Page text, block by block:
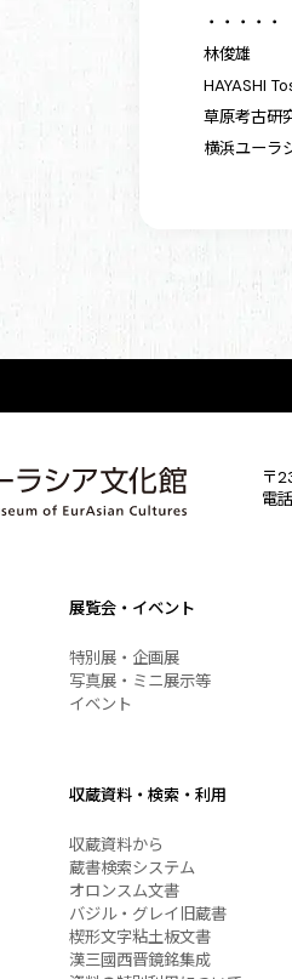
・・・・・
林俊雄
HAYASHI
草原考古研
横浜ユーラ
〒
電
展覧会・イベント
特別展・企画展
写真展・ミニ展示等
イベント
収蔵資料・検索・利用
収蔵資料から
蔵書検索システム
オロンスム文書
バジル・グレイ旧蔵書
楔形文字粘土板文書
漢三國西晋鏡銘集成